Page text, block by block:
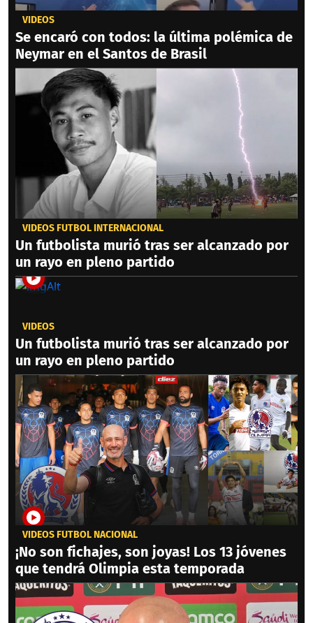
VIDEOS
Se encaró con todos: la última polémica de
Neymar en el Santos de Brasil
VIDEOS FÚTBOL INTERNACIONAL
Un futbolista murió tras ser alcanzado por
un rayo en pleno partido
VIDEOS
Un futbolista murió tras ser alcanzado por
un rayo en pleno partido
VIDEOS FÚTBOL NACIONAL
¡No son fichajes, son joyas! Los 13 jóvenes
que tendrá Olimpia esta temporada